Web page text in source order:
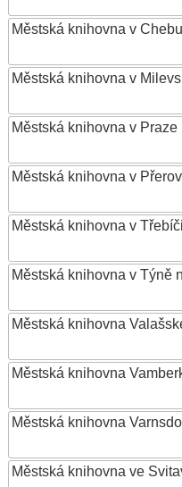
Městská knihovna v Chebu
Městská knihovna v
Městská knihovna v Praze
Městská knihovna v
Městská knihovna v Třebíči
Městská knihovna v Týně
Městská knihovna
Městská knihovna
Městská knihovna
Městská knihovna ve